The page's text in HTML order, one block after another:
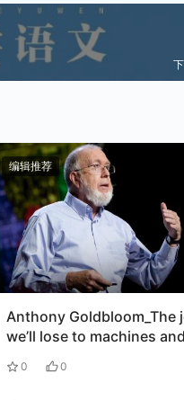
编辑推荐
Anthony Goldbloom_The
we’ll lose to machines
0 0